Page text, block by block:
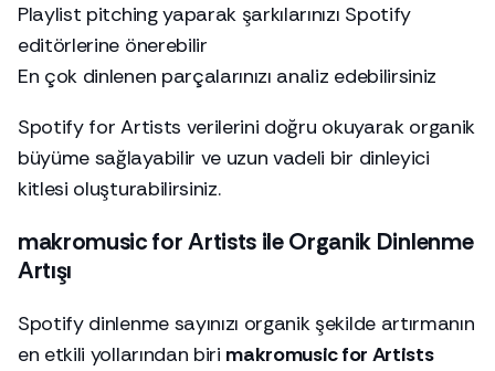
Playlist pitching yaparak şarkılarınızı Spotify
editörlerine önerebilir
En çok dinlenen parçalarınızı analiz edebilirsiniz
Spotify for Artists verilerini doğru okuyarak organik
büyüme sağlayabilir ve uzun vadeli bir dinleyici
kitlesi oluşturabilirsiniz.
makromusic for Artists ile Organik Dinlenme
Artışı
Spotify dinlenme sayınızı organik şekilde artırmanın
en etkili yollarından biri makromusic for Artists